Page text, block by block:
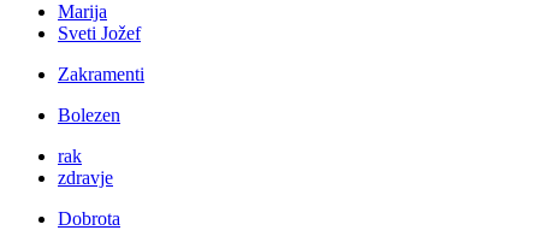
Marija
Sveti Jožef
Zakramenti
Bolezen
rak
zdravje
Dobrota